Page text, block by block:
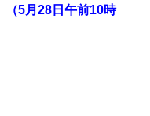
（5月28 日午前10時